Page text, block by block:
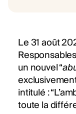
Le 31 août
un nouvel “
intitulé :
toute la